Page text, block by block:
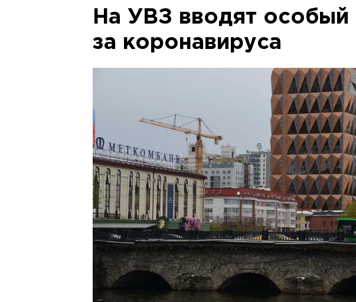
На УВЗ вводят
за коронавируса